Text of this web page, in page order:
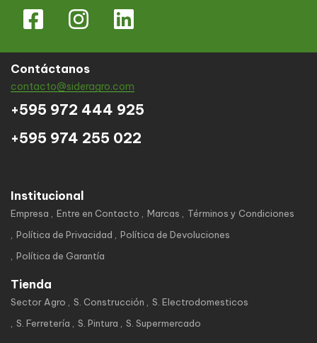
Contáctanos
contacto@sideragro.com
+595 972 444 925
+595 974 255 022
Institucional
Empresa Entre en Contacto Marcas
Términos y Condiciones
Política de Privacidad
Política de Devoluciones
Política de Garantía
Tienda
Sector Agro S. Construcción
S. Electrodomesticos
S. Ferretería
S. Pintura S. Supermercado